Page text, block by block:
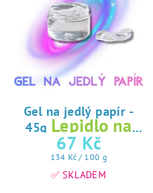
Gel na jedlý papír -
45g Lepidlo na
jedlý papír
67 Kč
Měrná
cena:
134 Kč / 100 g
✅ SKLADEM